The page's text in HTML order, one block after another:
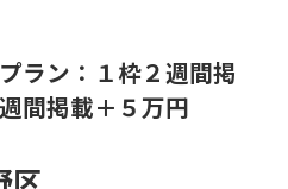
ラン：１枠２週間掲
間掲載＋５万円
区